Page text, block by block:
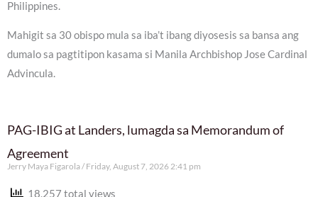
Philippines.
Mahigit sa 30 obispo mula sa iba’t ibang diyosesis sa bansa ang
dumalo sa pagtitipon kasama si Manila Archbishop Jose Cardinal
Advincula.
PAG-IBIG at Landers, lumagda sa Memorandum of
Agreement
Jerry Maya Figarola Friday, August 7, 2026 2:41 pm
18,257 total views